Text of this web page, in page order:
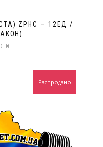
ZPHC — 12ЕД /
₴
Распродано